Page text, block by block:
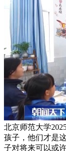
北京师范大学
孩子，他们才是
子对将来可以或